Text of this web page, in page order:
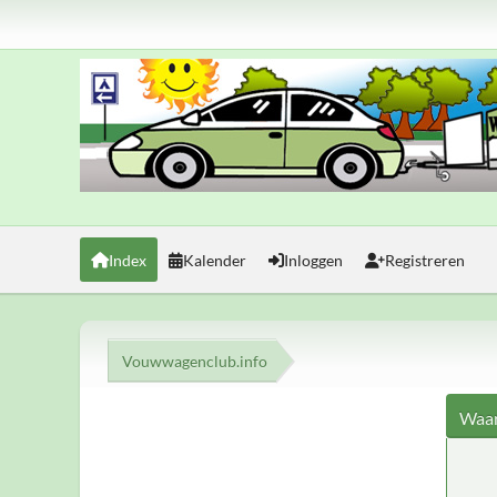
Index Kalender Inloggen Registreren
Vouwwagenclub.info